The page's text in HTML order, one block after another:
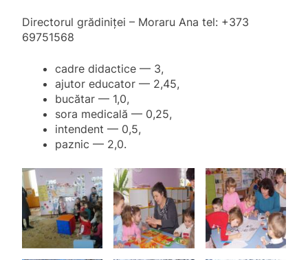
Directorul grădiniței – Moraru Ana tel: +373
69751568
cadre didactice — 3,
ajutor educator — 2,45,
bucătar — 1,0,
sora medicală — 0,25,
intendent — 0,5,
paznic — 2,0.